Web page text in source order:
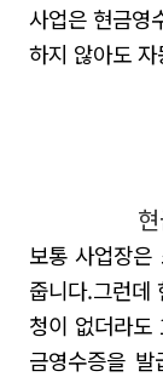
사업은 현금영
하지 않아도
보통 사업장은
줍니다.그런데
청이 없더라도
금영수증을 발